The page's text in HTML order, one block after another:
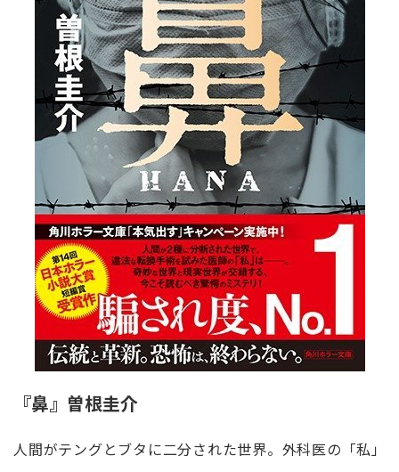
『鼻』曽根圭介
人間がテングとブタに二分された世界。外科医の「私」